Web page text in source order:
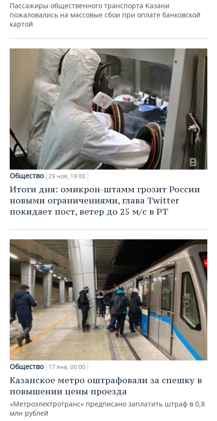
Пассажиры общественного транспорта Казани
пожаловались на массовые сбои при оплате банковской
картой
Общество 29 ноя, 19:00
Итоги дня: омикрон-штамм грозит России
новыми ограничениями, глава Twitter
покидает пост, ветер до 25 м/с в РТ
Общество 17 янв, 00:00
Казанское метро оштрафовали за спешку в
повышении цены проезда
«Метроэлектротранс» предписано заплатить штраф в 0,8
млн рублей